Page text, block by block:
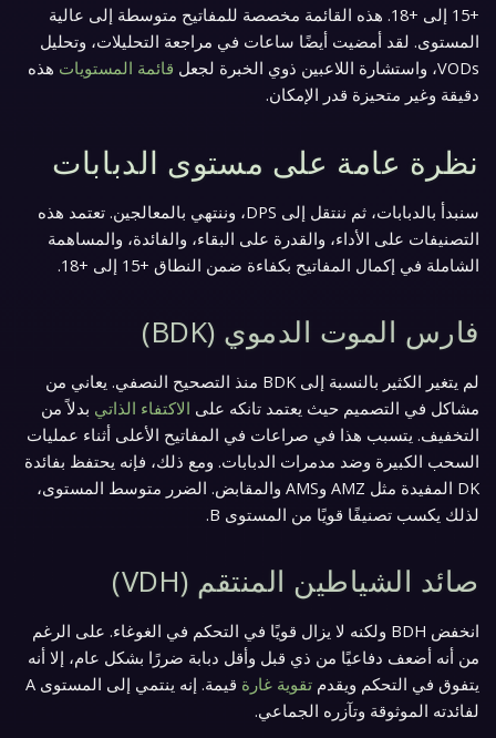
+15 إلى +18. هذه القائمة مخصصة للمفاتيح متوسطة إلى عالية
المستوى. لقد أمضيت أيضًا ساعات في مراجعة التحليلات، وتحليل
VODs، واستشارة اللاعبين ذوي الخبرة لجعل
قائمة المستويات هذه
دقيقة وغير متحيزة قدر الإمكان.
نظرة عامة على مستوى الدبابات
سنبدأ بالدبابات، ثم ننتقل إلى DPS، وننتهي بالمعالجين. تعتمد هذه
التصنيفات على الأداء، والقدرة على البقاء، والفائدة، والمساهمة
الشاملة في إكمال المفاتيح بكفاءة ضمن النطاق +15 إلى +18.
فارس الموت الدموي (BDK)
لم يتغير الكثير بالنسبة إلى BDK منذ التصحيح النصفي. يعاني من
مشاكل في التصميم حيث يعتمد تانكه على الاكتفاء الذاتي بدلاً من
التخفيف. يتسبب هذا في صراعات في المفاتيح الأعلى أثناء عمليات
السحب الكبيرة وضد مدمرات الدبابات. ومع ذلك، فإنه يحتفظ بفائدة
DK المفيدة مثل AMZ وAMS والمقابض. الضرر متوسط المستوى،
لذلك يكسب تصنيفًا قويًا من المستوى B.
صائد الشياطين المنتقم (VDH)
انخفض BDH ولكنه لا يزال قويًا في التحكم في الغوغاء. على الرغم
من أنه أضعف دفاعيًا من ذي قبل وأقل دبابة ضررًا بشكل عام، إلا أنه
يتفوق في التحكم ويقدم تقوية غارة
قيمة. إنه ينتمي إلى المستوى A
لفائدته الموثوقة وتآزره الجماعي.